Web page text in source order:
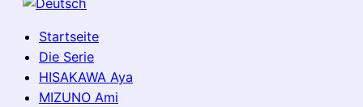
Startseite
Die Serie
HISAKAWA Aya
MIZUNO Ami